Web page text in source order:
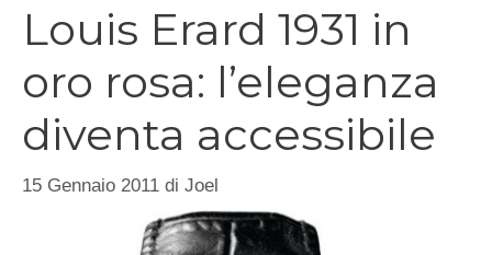
Louis Erard 1931 in
oro rosa: l’eleganza
diventa accessibile
15 Gennaio 2011 di Joel